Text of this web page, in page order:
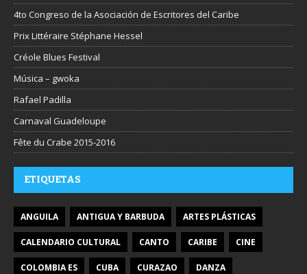
4to Congreso de la Asociación de Escritores del Caribe
Prix Littéraire Stéphane Hessel
Créole Blues Festival
Música – gwoka
Rafael Padilla
Carnaval Guadeloupe
Fête du Crabe 2015-2016
ETIQUETAS
ANGUILA ANTIGUA Y BARBUDA ARTES PLÁSTICAS
CALENDARIO CULTURAL CANTO CARIBE CINE
COLOMBIA ES CUBA CURAZAO DANZA